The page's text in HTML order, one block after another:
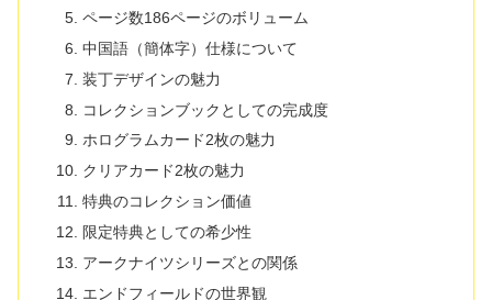
ページ数186ページのボリューム
中国語（簡体字）仕様について
装丁デザインの魅力
コレクションブックとしての完成度
ホログラムカード2枚の魅力
クリアカード2枚の魅力
特典のコレクション価値
限定特典としての希少性
アークナイツシリーズとの関係
エンドフィールドの世界観